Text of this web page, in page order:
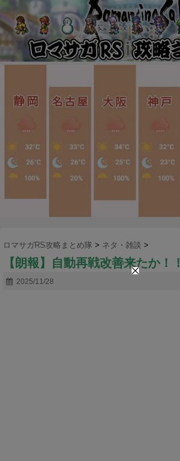
ロマサガRS攻略まとめ隊 > ネタ・雑談 >
【朗報】自動再戦改善来たか！！
2025/11/28